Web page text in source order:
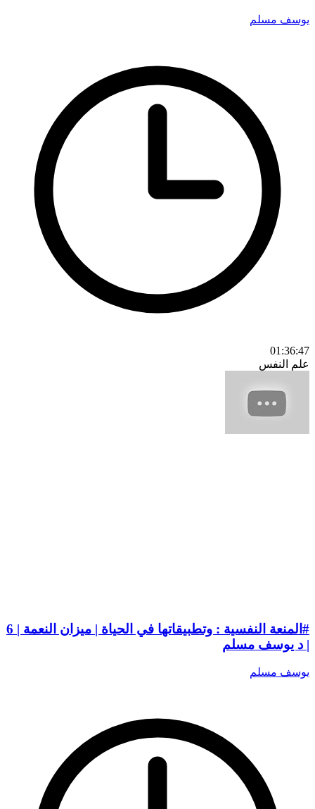
يوسف مسلم
01:36:47
علم النفس
#المنعة النفسية : وتطبيقاتها في الحياة | ميزان النعمة | 6
| د يوسف مسلم
يوسف مسلم